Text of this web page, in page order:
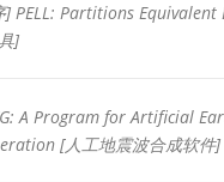
PELL: Partitions Equivalent
]
A Program for Artificial
[人工地震波合成软件]